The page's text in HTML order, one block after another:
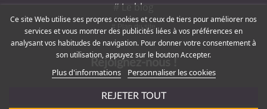
# Le blog
# Plan du site
Rejoignez-nous !
Ce site Web utilise ses propres cookies et ceux de tiers pour améliorer nos
services et vous montrer des publicités liées à vos préférences en
analysant vos habitudes de navigation. Pour donner votre consentement à
son utilisation, appuyez sur le bouton Accepter.
Plus d'informations Personnaliser les cookies
REJETER TOUT